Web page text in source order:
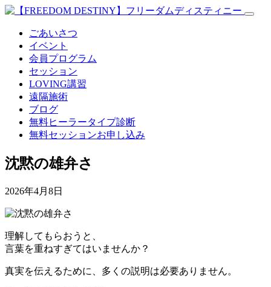
ごあいさつ
イベント
会員プログラム
セッション
LOVING講習
遠隔施術
ブログ
無料ヒーラータイプ診断
無料セッションお申し込み
沈黙の雄弁さ
2026年4月8日
理解してもらおうと、
言葉を重ねすぎてはいませんか？
真実を伝えるために、多くの説明は必要ありません。